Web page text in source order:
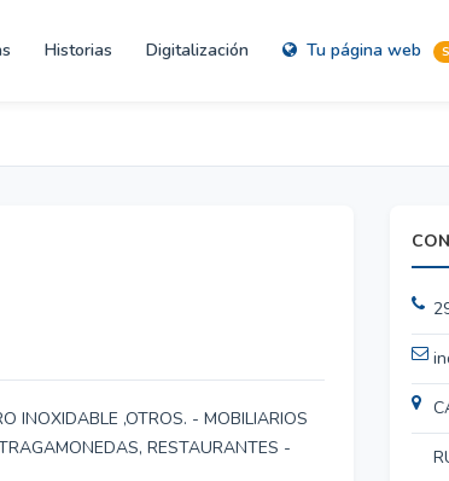
Historias Digitalización Tu página web
INOXIDABLE ,OTROS. - MOBILIARIOS
RESTAURANTES -